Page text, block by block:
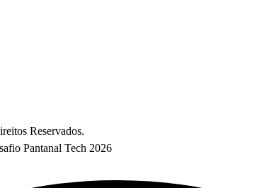
Reservados.
Pantanal Tech 2026